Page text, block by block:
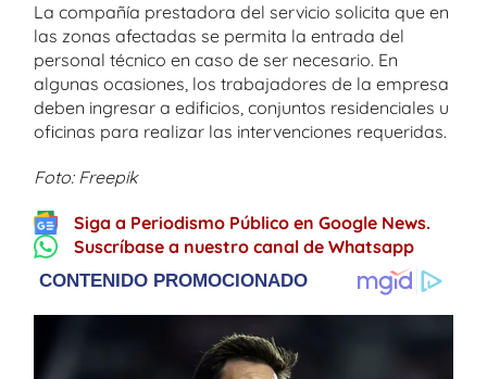
La compañía prestadora del servicio solicita que en
las zonas afectadas se permita la entrada del
personal técnico en caso de ser necesario. En
algunas ocasiones, los trabajadores de la empresa
deben ingresar a edificios, conjuntos residenciales u
oficinas para realizar las intervenciones requeridas.
Foto: Freepik
Siga a Periodismo Público en Google News.
Suscríbase a nuestro canal de Whatsapp